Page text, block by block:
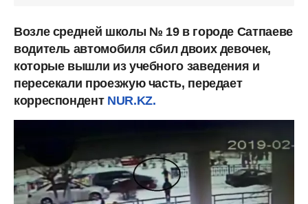
Возле средней школы № 19 в городе Сатпаеве
водитель автомобиля сбил двоих девочек,
которые вышли из учебного заведения и
пересекали проезжую часть, передает
корреспондент NUR.KZ.